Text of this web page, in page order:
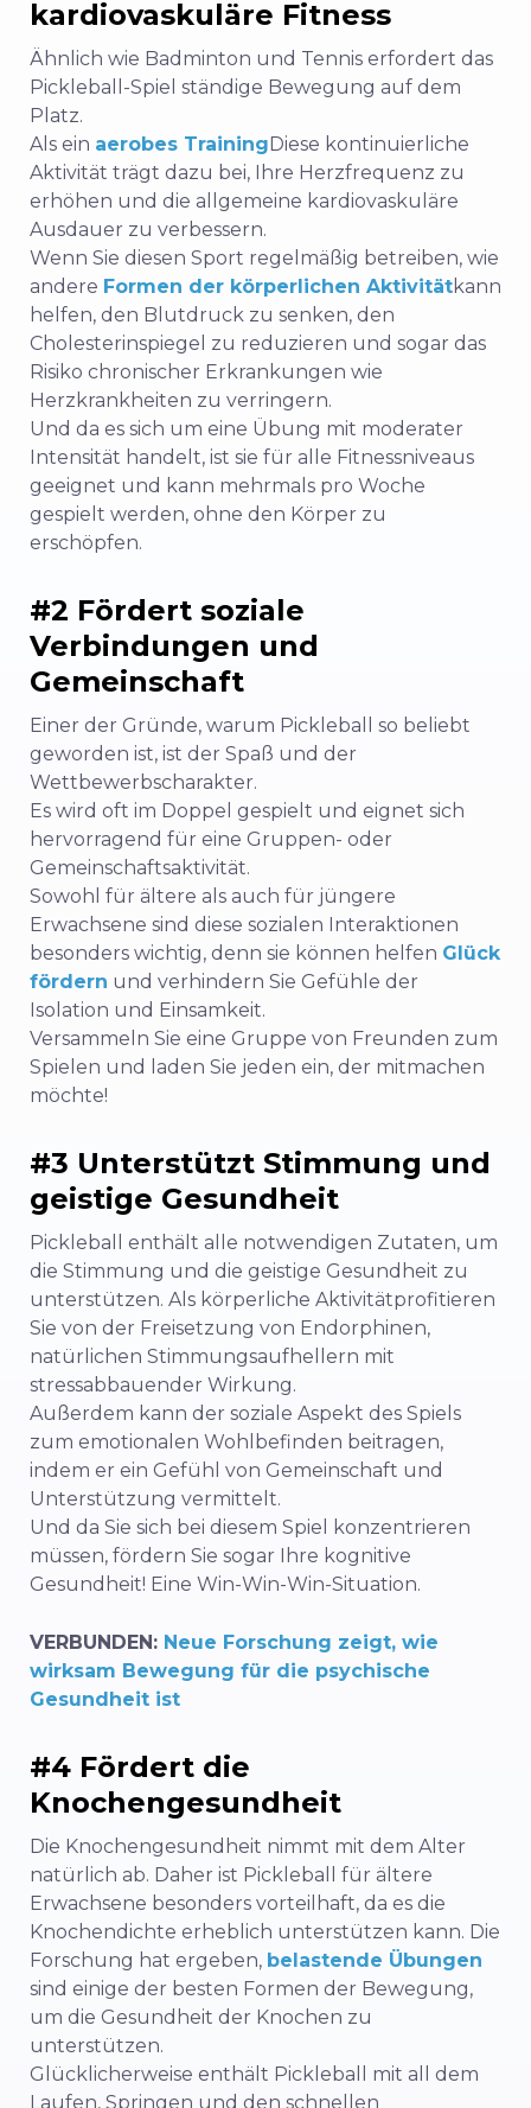
kardiovaskuläre Fitness
Ähnlich wie Badminton und Tennis erfordert das
Pickleball-Spiel ständige Bewegung auf dem
Platz.
Als ein aerobes Training Diese kontinuierliche
Aktivität trägt dazu bei, Ihre Herzfrequenz zu
erhöhen und die allgemeine kardiovaskuläre
Ausdauer zu verbessern.
Wenn Sie diesen Sport regelmäßig betreiben, wie
andere Formen der körperlichen Aktivitätkann
helfen, den Blutdruck zu senken, den
Cholesterinspiegel zu reduzieren und sogar das
Risiko chronischer Erkrankungen wie
Herzkrankheiten zu verringern.
Und da es sich um eine Übung mit moderater
Intensität handelt, ist sie für alle Fitnessniveaus
geeignet und kann mehrmals pro Woche
gespielt werden, ohne den Körper zu
erschöpfen.
#2 Fördert soziale
Verbindungen und
Gemeinschaft
Einer der Gründe, warum Pickleball so beliebt
geworden ist, ist der Spaß und der
Wettbewerbscharakter.
Es wird oft im Doppel gespielt und eignet sich
hervorragend für eine Gruppen- oder
Gemeinschaftsaktivität.
Sowohl für ältere als auch für jüngere
Erwachsene sind diese sozialen Interaktionen
besonders wichtig, denn sie können helfen Glück
fördern und verhindern Sie Gefühle der
Isolation und Einsamkeit.
Versammeln Sie eine Gruppe von Freunden zum
Spielen und laden Sie jeden ein, der mitmachen
möchte!
#3 Unterstützt Stimmung und
geistige Gesundheit
Pickleball enthält alle notwendigen Zutaten, um
die Stimmung und die geistige Gesundheit zu
unterstützen. Als körperliche Aktivitätprofitieren
Sie von der Freisetzung von Endorphinen,
natürlichen Stimmungsaufhellern mit
stressabbauender Wirkung.
Außerdem kann der soziale Aspekt des Spiels
zum emotionalen Wohlbefinden beitragen,
indem er ein Gefühl von Gemeinschaft und
Unterstützung vermittelt.
Und da Sie sich bei diesem Spiel konzentrieren
müssen, fördern Sie sogar Ihre kognitive
Gesundheit! Eine Win-Win-Win-Situation.
VERBUNDEN: Neue Forschung zeigt, wie
wirksam Bewegung für die psychische
Gesundheit ist
#4 Fördert die
Knochengesundheit
Die Knochengesundheit nimmt mit dem Alter
natürlich ab. Daher ist Pickleball für ältere
Erwachsene besonders vorteilhaft, da es die
Knochendichte erheblich unterstützen kann. Die
Forschung hat ergeben, belastende Übungen
sind einige der besten Formen der Bewegung,
um die Gesundheit der Knochen zu
unterstützen.
Glücklicherweise enthält Pickleball mit all dem
Laufen, Springen und den schnellen